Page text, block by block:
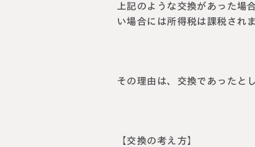
上記のような交換があった場
い場合には所得税は課税され
その理由は、交換であったと
【交換の考え方】